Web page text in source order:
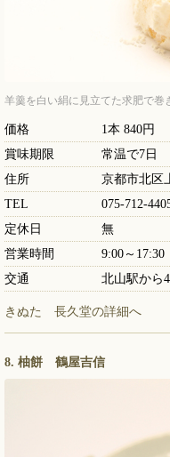
羊羹を白い絹に見立てた求肥で巻
価格
1本 840円
賞味期限
常温で7日
住所
京都市北区
TEL
075-712-
定休日
無
営業時間
9:00～
交通
北山駅から
きぬた 長久堂の詳細へ
8. 柚餅 鶴屋吉信